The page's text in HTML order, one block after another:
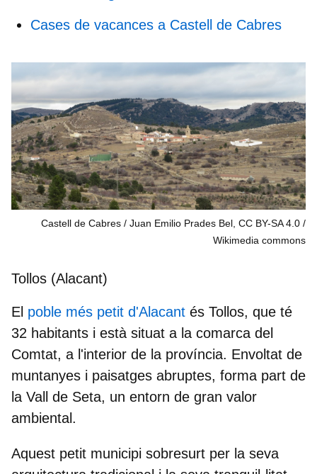
Cases de vacances a Castell de Cabres
Castell de Cabres / Juan Emilio Prades Bel, CC BY-SA 4.0
Wikimedia commons
Tollos (Alacant)
El poble més petit d'Alacant és Tollos, que té
32 habitants i està situat a la comarca del
Comtat, a l'interior de la província. Envoltat de
muntanyes i paisatges abruptes, forma part de
la Vall de Seta, un entorn de gran valor
ambiental.
Aquest petit municipi sobresurt per la seva